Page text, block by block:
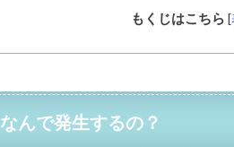
もくじはこちら [
んで発生するの？